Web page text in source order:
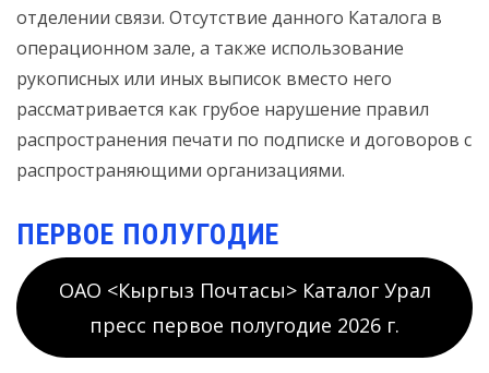
отделении связи. Отсутствие данного Каталога в
операционном зале, а также использование
рукописных или иных выписок вместо него
рассматривается как грубое нарушение правил
распространения печати по подписке и договоров с
распространяющими организациями.
ПЕРВОЕ ПОЛУГОДИЕ
ОАО <Кыргыз Почтасы> Каталог Урал
пресс первое полугодие 2026 г.